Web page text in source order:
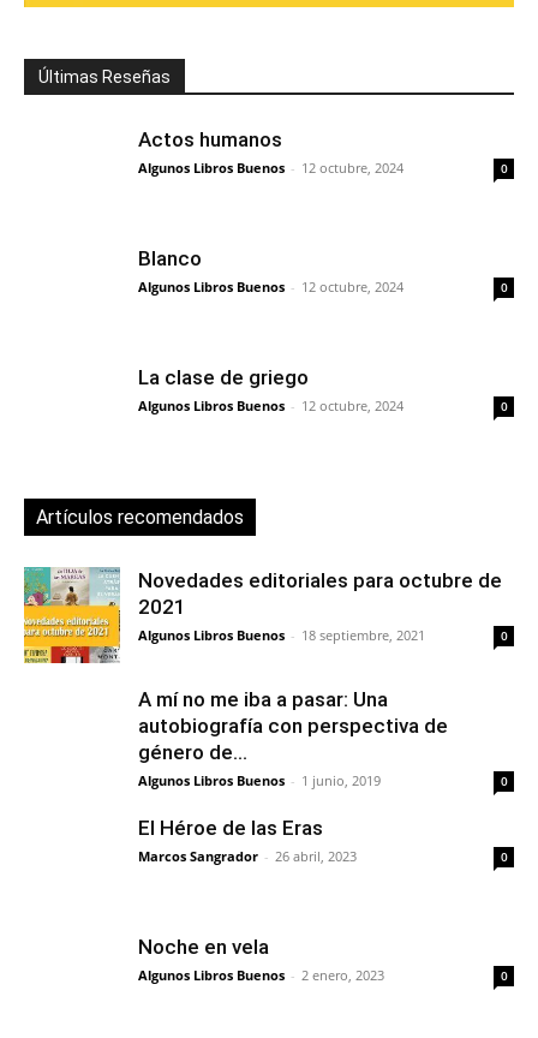
Últimas Reseñas
Actos humanos
Algunos Libros Buenos - 12 octubre, 2024 0
Blanco
Algunos Libros Buenos - 12 octubre, 2024 0
La clase de griego
Algunos Libros Buenos - 12 octubre, 2024 0
Artículos recomendados
Novedades editoriales para octubre de
2021
Algunos Libros Buenos - 18 septiembre, 2021 0
A mí no me iba a pasar: Una
autobiografía con perspectiva de
género de...
Algunos Libros Buenos - 1 junio, 2019 0
El Héroe de las Eras
Marcos Sangrador - 26 abril, 2023 0
Noche en vela
Algunos Libros Buenos - 2 enero, 2023 0